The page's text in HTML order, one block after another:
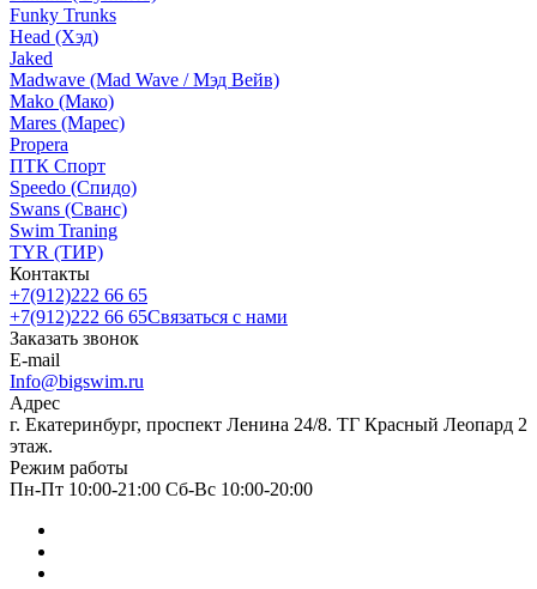
Funky Trunks
Head (Хэд)
Jaked
Madwave (Mad Wave / Мэд Вейв)
Mako (Мако)
Mares (Марес)
Propera
ПТК Спорт
Speedo (Спидо)
Swans (Сванс)
Swim Traning
TYR (ТИР)
Контакты
+7(912)222 66 65
+7(912)222 66 65Связаться с нами
Заказать звонок
E-mail
Info@bigswim.ru
Адрес
г. Екатеринбург, проспект Ленина 24/8. ТГ Красный Леопард 2
этаж.
Режим работы
Пн-Пт 10:00-21:00 Сб-Вс 10:00-20:00